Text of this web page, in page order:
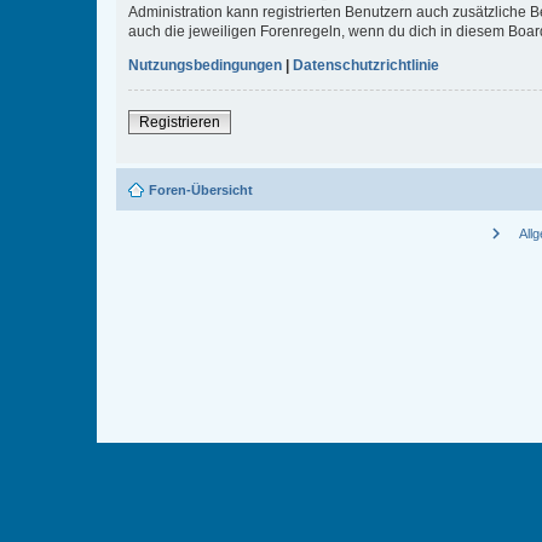
Administration kann registrierten Benutzern auch zusätzliche
auch die jeweiligen Forenregeln, wenn du dich in diesem
Nutzungsbedingungen | Datenschutzrichtlinie
Registrieren
Foren-Übersicht
chevron_right